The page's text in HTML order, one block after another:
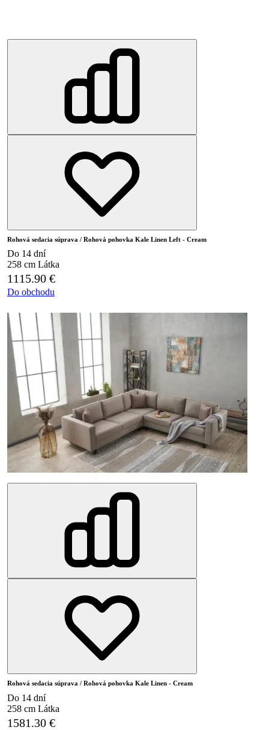
Rohová sedacia súprava / Rohová pohovka Kale Linen Left - Cream
Do 14 dní
258 cm Látka
1115.90 €
Do obchodu
Rohová sedacia súprava / Rohová pohovka Kale Linen - Cream
Do 14 dní
258 cm Látka
1581.30 €